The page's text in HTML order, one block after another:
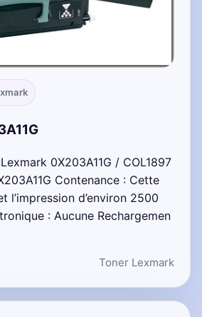
0X203A11G / COL1897
Contenance : Cette
l’impression d’environ 2500
: Aucune Rechargemen
Toner Lexmark